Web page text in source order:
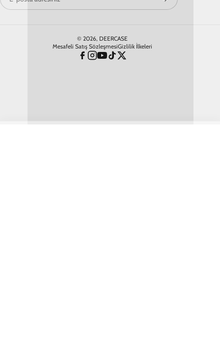
© 2026, DEERCASE
Mesafeli Satış SözleşmesiGizlilik İlkeleri